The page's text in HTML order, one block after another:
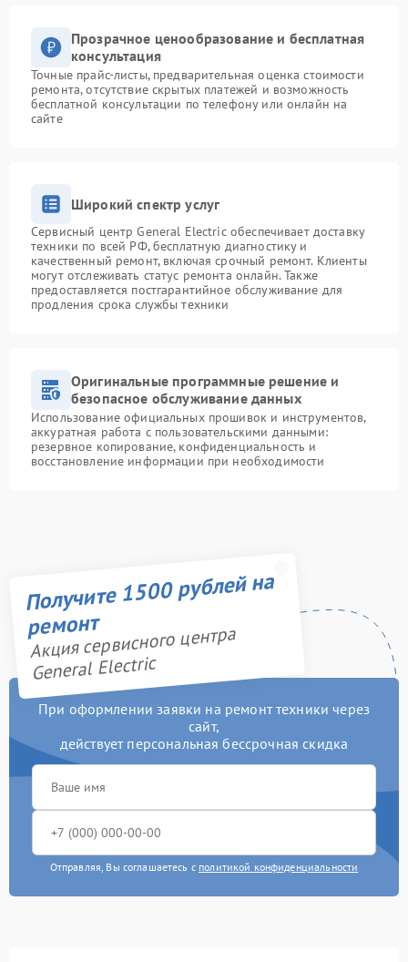
Прозрачное ценообразование и бесплатная
консультация
Точные прайс-листы, предварительная оценка стоимости
ремонта, отсутствие скрытых платежей и возможность
бесплатной консультации по телефону или онлайн на
сайте
Широкий спектр услуг
Сервисный центр General Electric обеспечивает доставку
техники по всей РФ, бесплатную диагностику и
качественный ремонт, включая срочный ремонт. Клиенты
могут отслеживать статус ремонта онлайн. Также
предоставляется постгарантийное обслуживание для
продления срока службы техники
Оригинальные программные решение и
безопасное обслуживание данных
Использование официальных прошивок и инструментов,
аккуратная работа с пользовательскими данными:
резервное копирование, конфиденциальность и
восстановление информации при необходимости
Получите 1500 рублей на
ремонт
Акция сервисного центра
General Electric
При оформлении заявки на ремонт техники через
сайт,
действует персональная бессрочная скидка
Отправляя, Вы соглашаетесь с политикой конфиденциальности